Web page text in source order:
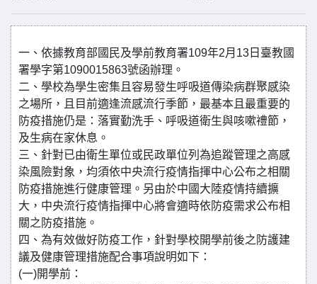
一、依據教育部國民及學前教育署109年2月13日臺教國
署學字第1090015863號函辦理。
二、學校為學生密集且容易發生呼吸道傳染病群聚感染
之場所，且目前適逢流感流行季節，最基本且最重要的
防疫措施仍是：落實勤洗手、呼吸道衛生與咳嗽禮節，
及生病在家休息。
三、針對已由衛生單位或民政單位列為追蹤管理之高感
染風險對象，均須依中央流行疫情指揮中心公布之相關
防疫措施進行健康管理。另由於中國大陸疫情持續擴
大，中央流行疫情指揮中心將會適時依防疫需求公布相
關之防疫措施。
四、為有效做好防疫工作，針對學校開學前後之防護建
議及健康管理措施配合事項說明如下：
(一)開學前：